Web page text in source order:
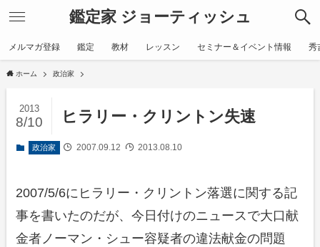
鑑定家 ジョーティッシュ
メルマガ登録 鑑定 教材 レッスン セミナー＆イベント情報 秀
ホーム 政治家
ヒラリー・クリントン失速
2013
8/10
政治家 2007.09.12 2013.08.10
2007/5/6にヒラリー・クリントン落選に関する記
事を書いたのだが、今日付けのニュースで大口献
金者ノーマン・シュー容疑者の違法献金の問題